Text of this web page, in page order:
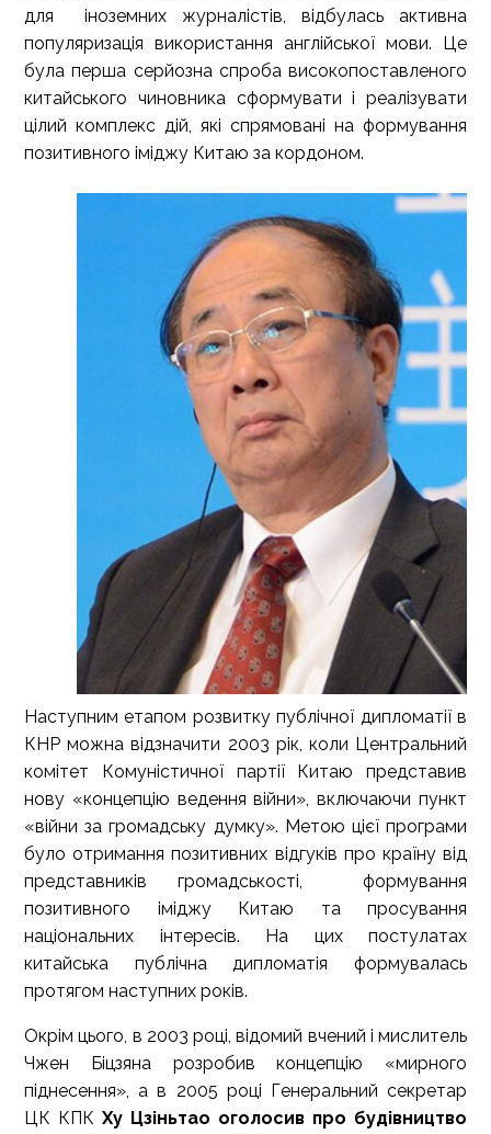
для іноземних журналістів, відбулась активна
популяризація використання англійської мови. Це
була перша серйозна спроба високопоставленого
китайського чиновника сформувати і реалізувати
цілий комплекс дій, які спрямовані на формування
позитивного іміджу Китаю за кордоном.
Наступним етапом розвитку публічної дипломатії в
КНР можна відзначити 2003 рік, коли Центральний
комітет Комуністичної партії Китаю представив
нову «концепцію ведення війни», включаючи пункт
«війни за громадську думку». Метою цієї програми
було отримання позитивних відгуків про країну від
представників громадськості, формування
позитивного іміджу Китаю та просування
національних інтересів. На цих постулатах
китайська публічна дипломатія формувалась
протягом наступних років.
Окрім цього, в 2003 році, відомий вчений і мислитель
Чжен Біцзяна розробив концепцію «мирного
піднесення», а в 2005 році Генеральний секретар
ЦК КПК Ху Цзіньтао оголосив про будівництво